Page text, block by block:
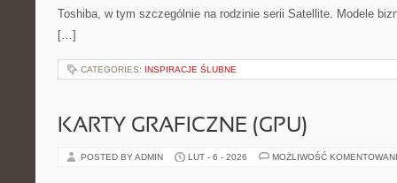
Toshiba, w tym szczególnie na rodzinie serii Satellite. Modele
[…]
CATEGORIES: INSPIRACJE ŚLUBNE
KARTY GRAFICZNE (GPU)
POSTED BY ADMIN LUT - 6 - 2026 MOŻLIWOŚĆ